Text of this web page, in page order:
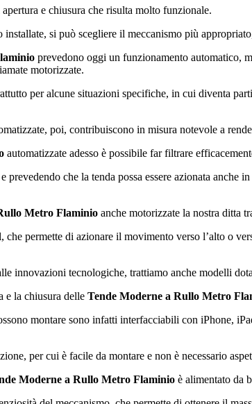
e chiusura che risulta molto funzionale.
si può scegliere il meccanismo più
prevedono oggi un funzionamento automatico,
motorizzate.
per alcune situazioni specifiche, in cui diventa
poi, contribuiscono in misura notevole a
automatizzate adesso è possibile far filtrare
che la tenda possa essere azionata
Metro Flaminio anche motorizzate la nostra ditta
permette di azionare il movimento verso l’alto o
innovazioni tecnologiche, trattiamo anche modelli
e la chiusura delle Tende Moderne a Rullo Metro
montare sono infatti interfacciabili con iPhone,
per cui è facile da montare e non è necessario
Moderne a Rullo Metro Flaminio è alimentato da